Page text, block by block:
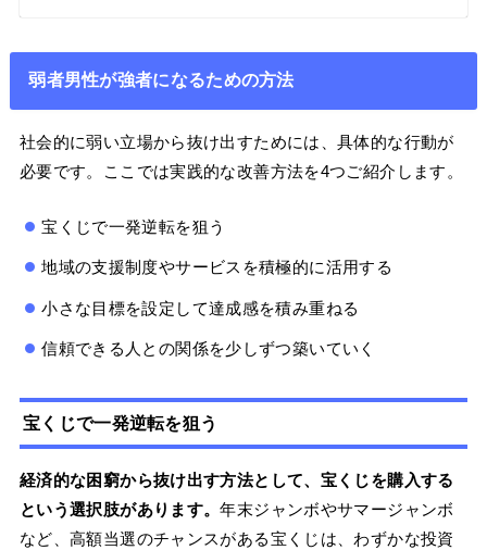
弱者男性が強者になるための方法
社会的に弱い立場から抜け出すためには、具体的な行動が
必要です。ここでは実践的な改善方法を4つご紹介します。
宝くじで一発逆転を狙う
地域の支援制度やサービスを積極的に活用する
小さな目標を設定して達成感を積み重ねる
信頼できる人との関係を少しずつ築いていく
宝くじで一発逆転を狙う
経済的な困窮から抜け出す方法として、宝くじを購入する
という選択肢があります。年末ジャンボやサマージャンボ
など、高額当選のチャンスがある宝くじは、わずかな投資